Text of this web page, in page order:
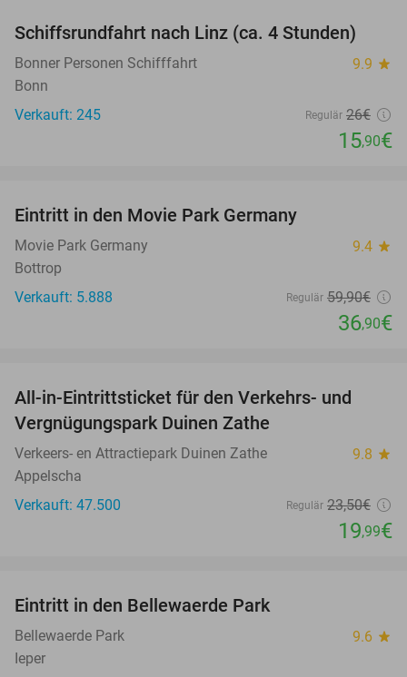
39%
Schiffsrundfahrt nach Linz (ca. 4 Stunden)
Bonner Personen Schifffahrt 9.9 star
Bonn
Verkauft: 245
Regulär 26€
15,90€
Eintritt in den Movie Park Germany
Movie Park Germany 9.4 star
Bottrop
Verkauft: 5.888
Regulär 59,90€
36,90€
All-in-Eintrittsticket für den Verkehrs- und
Vergnügungspark Duinen Zathe
Verkeers- en Attractiepark Duinen Zathe 9.8 star
Appelscha
Verkauft: 47.500
Regulär 23,50€
19,99€
Eintritt in den Bellewaerde Park
Bellewaerde Park 9.6 star
Ieper